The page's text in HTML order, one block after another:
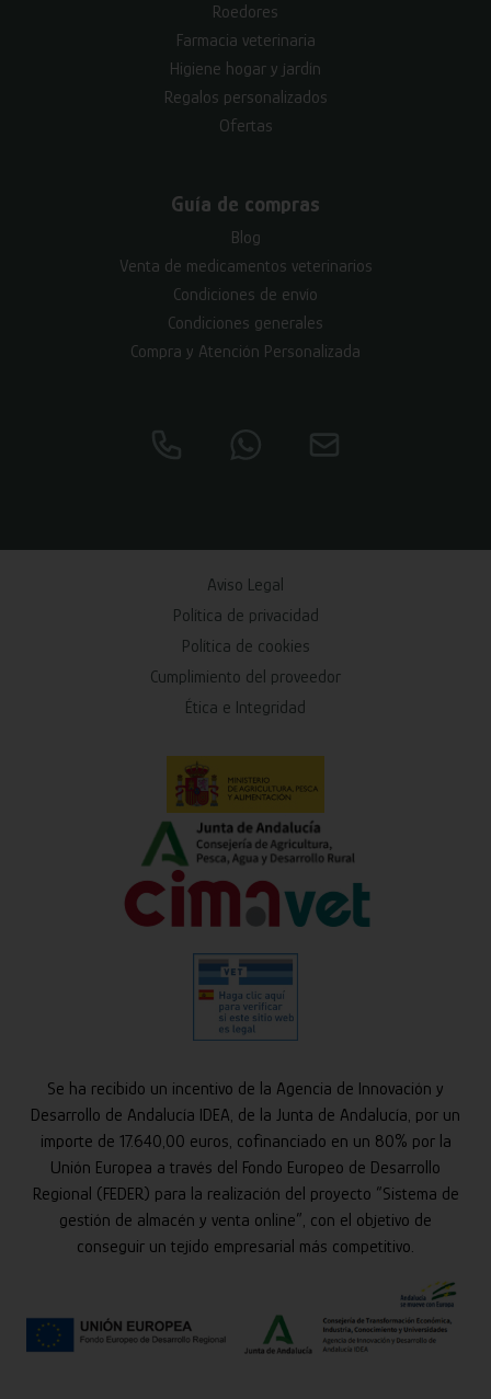
Roedores
Farmacia veterinaria
Higiene hogar y jardín
Regalos personalizados
Ofertas
Guía de compras
Blog
Venta de medicamentos veterinarios
Condiciones de envío
Condiciones generales
Compra y Atención Personalizada
Aviso Legal
Política de privacidad
Política de cookies
Cumplimiento del proveedor
Ética e Integridad
Se ha recibido un incentivo de la Agencia de Innovación y
Desarrollo de Andalucía IDEA, de la Junta de Andalucía, por un
importe de 17.640,00 euros, cofinanciado en un 80% por la
Unión Europea a través del Fondo Europeo de Desarrollo
Regional (FEDER) para la realización del proyecto “Sistema de
gestión de almacén y venta online”, con el objetivo de
conseguir un tejido empresarial más competitivo.